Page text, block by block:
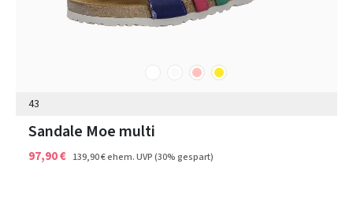
sonstige
rosa gelb
43
Sandale Moe multi
97,90 € 139,90 €ehem. UVP(30% gespart)